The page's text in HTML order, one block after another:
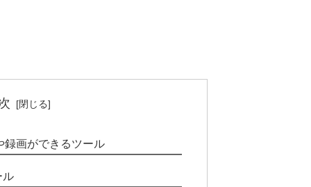
録画ができるツール
ル